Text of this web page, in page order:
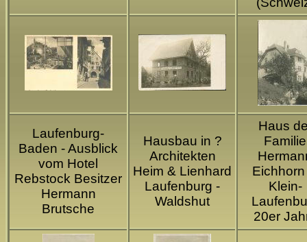
Laufenburg-
Baden - Ausblick
vom Hotel
Rebstock Besitzer
Hermann
Brutsche
Hausbau in ?
Architekten
Heim & Lienhard
Laufenburg -
Waldshut
Haus
Familie
Klein-
20er